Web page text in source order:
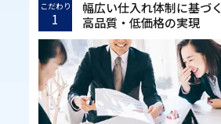
こだわり
1
幅広い仕入れ体制に基づく
高品質・低価格の実現